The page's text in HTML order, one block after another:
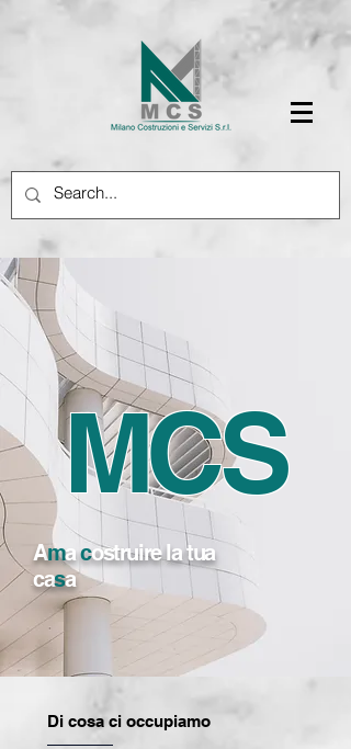
MCS
Amacostruire la tua
casa
Di cosa ci occupiamo